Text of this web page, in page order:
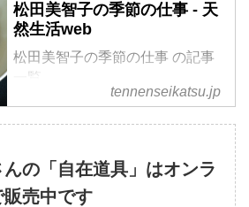
松田美智子の季節の仕事 - 天
然生活web
松田美智子の季節の仕事 の記事
一覧
tennenseikatsu.jp
の「自在道具」はオンラ
売中です